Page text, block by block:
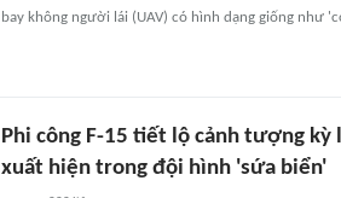
bay không người lái (UAV) có hình dạng giống như
Phi công F-15 tiết lộ cảnh tượng
xuất hiện trong đội hình 'sứa biển'